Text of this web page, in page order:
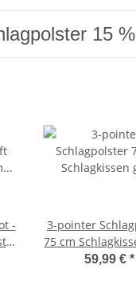
15
-
3-pointer
75 cm
59,99 € *